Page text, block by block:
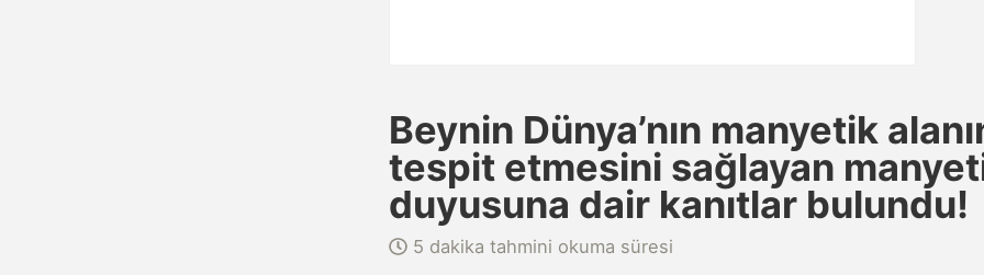
Beynin Dünya’nın manyetik
tespit etmesini sağlayan
duyusuna dair kanıtlar bulundu!
5 dakika tahmini okuma süresi